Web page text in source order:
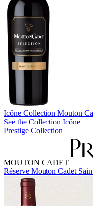
Icône Collection Mouton
See the Collection Icône
Prestige Collection
MOUTON CADET
Réserve Mouton Cadet